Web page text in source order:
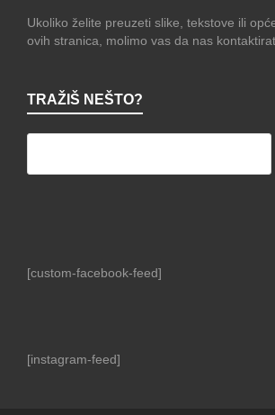
Ukoliko želite preuzeti slike, tekstove ili
ovih stranica, molimo vas da nas
TRAŽIŠ NEŠTO?
[custom-facebook-feed]
[instagram-feed]